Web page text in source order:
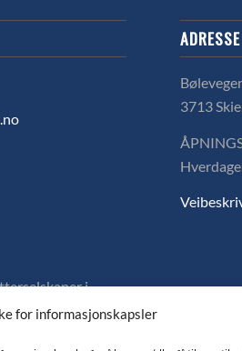
for informasjonskapsler
i
Finland ved å
ADRESSE
3713